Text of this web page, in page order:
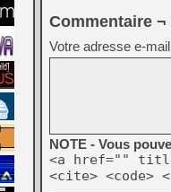
Commentaire ¬
Votre adresse e-
NOTE - Vous
<a href=""
<cite> <code>